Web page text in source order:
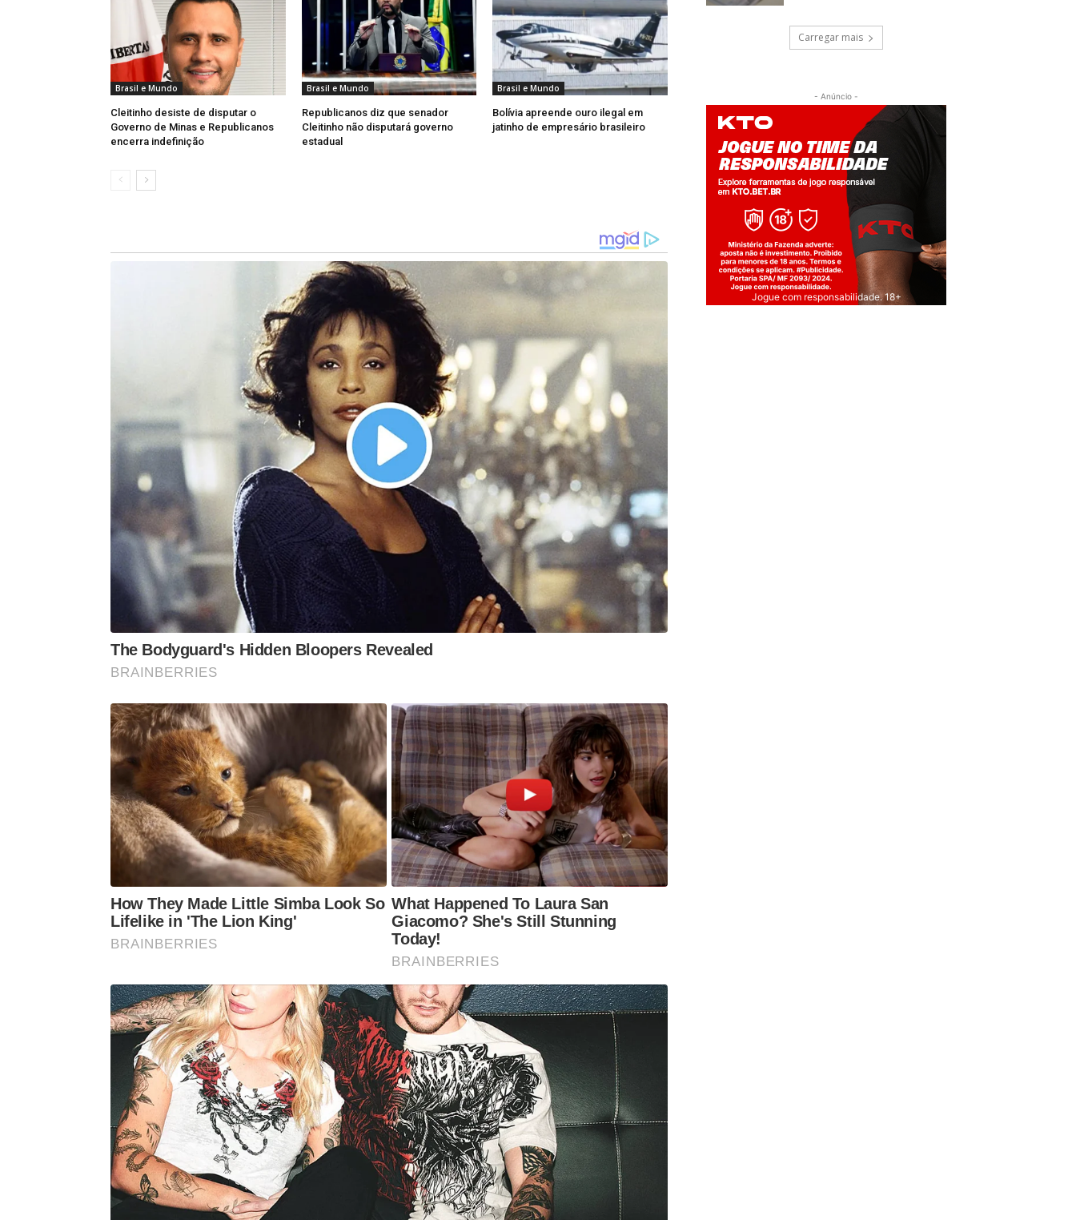
Brasil e Mundo
Cleitinho desiste de disputar o
Governo de Minas e Republicanos
encerra indefinição
Brasil e Mundo
Republicanos diz que senador
Cleitinho não disputará governo
estadual
Brasil e Mundo
Bolívia apreende ouro ilegal em
jatinho de empresário brasileiro
The Bodyguard's Hidden Bloopers Revealed
BRAINBERRIES
How They Made Little Simba Look So
Lifelike in 'The Lion King'
BRAINBERRIES
What Happened To Laura San
Giacomo? She's Still Stunning
Today!
BRAINBERRIES
Carregar mais
- Anúncio -
Jogue com responsabilidade. 18+